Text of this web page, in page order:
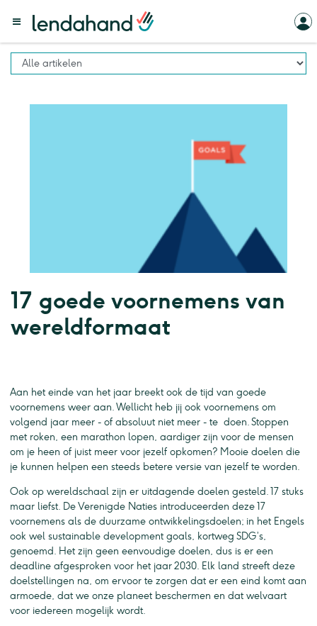
17 goede voornemens van
wereldformaat
Aan het einde van het jaar breekt ook de tijd van goede
voornemens weer aan. Wellicht heb jij ook voornemens om
volgend jaar meer - of absoluut niet meer - te doen. Stoppen
met roken, een marathon lopen, aardiger zijn voor de mensen
om je heen of juist meer voor jezelf opkomen? Mooie doelen die
je kunnen helpen een steeds betere versie van jezelf te worden.
Ook op wereldschaal zijn er uitdagende doelen gesteld. 17 stuks
maar liefst. De Verenigde Naties introduceerden deze 17
voornemens als de duurzame ontwikkelingsdoelen; in het Engels
ook wel sustainable development goals, kortweg SDG’s,
genoemd. Het zijn geen eenvoudige doelen, dus is er een
deadline afgesproken voor het jaar 2030. Elk land streeft deze
doelstellingen na, om ervoor te zorgen dat er een eind komt aan
armoede, dat we onze planeet beschermen en dat welvaart
voor iedereen mogelijk wordt.